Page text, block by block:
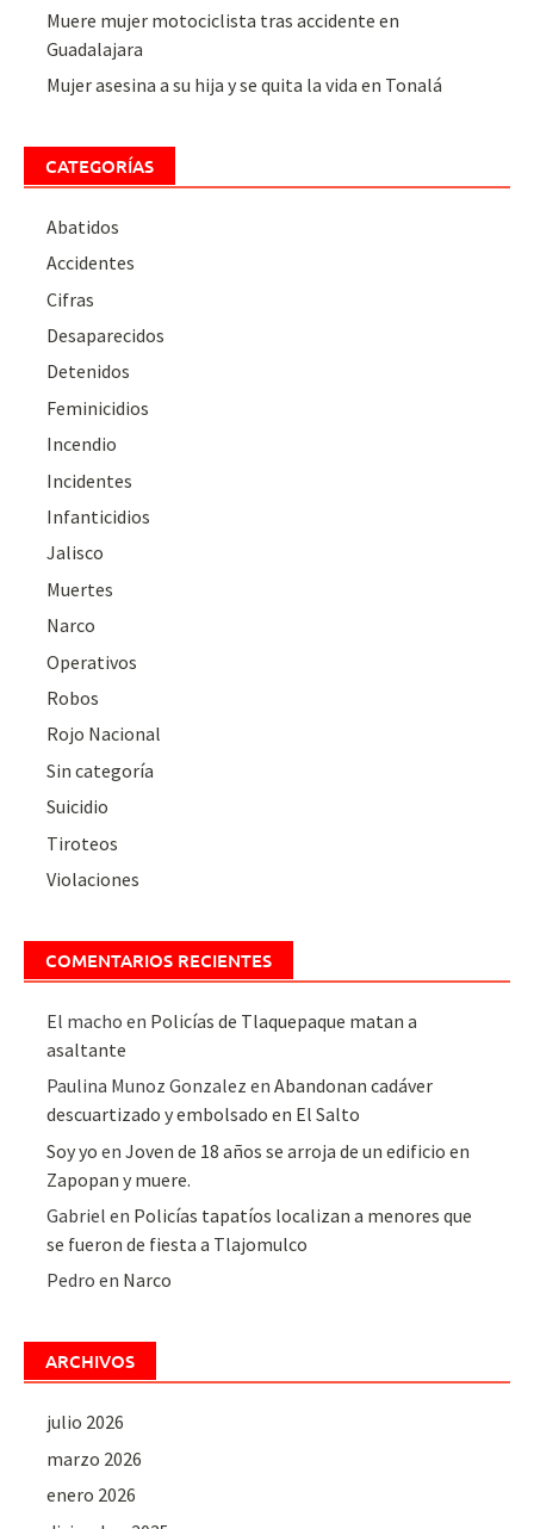
Muere mujer motociclista tras accidente en
Guadalajara
Mujer asesina a su hija y se quita la vida en Tonalá
CATEGORÍAS
Abatidos
Accidentes
Cifras
Desaparecidos
Detenidos
Feminicidios
Incendio
Incidentes
Infanticidios
Jalisco
Muertes
Narco
Operativos
Robos
Rojo Nacional
Sin categoría
Suicidio
Tiroteos
Violaciones
COMENTARIOS RECIENTES
El macho en Policías de Tlaquepaque matan a
asaltante
Paulina Munoz Gonzalez enAbandonan cadáver
descuartizado y embolsado en El Salto
Soy yo enJoven de 18 años se arroja de un edificio en
Zapopan y muere.
Gabriel en Policías tapatíos localizan a menores que
se fueron de fiesta a Tlajomulco
Pedro en Narco
ARCHIVOS
julio 2026
marzo 2026
enero 2026